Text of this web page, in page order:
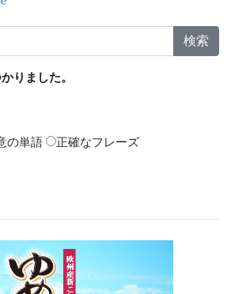
検索
りました。
の単語 正確なフレーズ